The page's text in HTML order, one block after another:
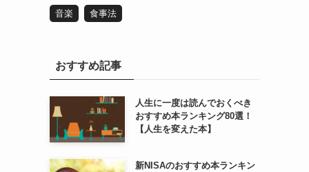
音楽 食事法
おすすめ記事
人生に一度は読んでおくべき
おすすめ本ランキング80選！
【人生を変えた本】
新NISAのおすすめ本ランキン